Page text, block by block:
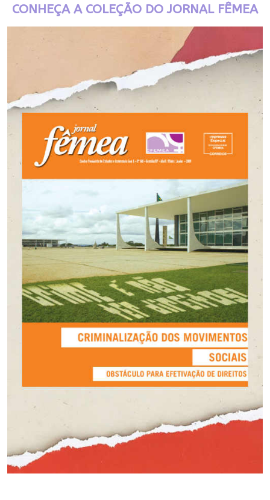
CONHEÇA A COLEÇÃO DO JORNAL FÊMEA